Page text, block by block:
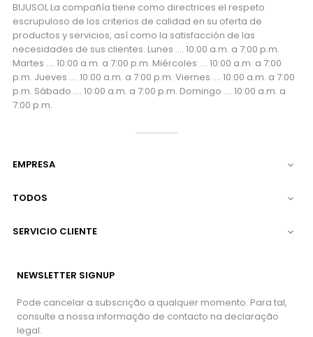
BIJUSOL La compañía tiene como directrices el respeto
escrupuloso de los criterios de calidad en su oferta de
productos y servicios, así como la satisfacción de las
necesidades de sus clientes. Lunes .... 10:00 a.m. a 7:00 p.m.
Martes .... 10:00 a.m. a 7:00 p.m. Miércoles .... 10:00 a.m. a 7:00
p.m. Jueves .... 10:00 a.m. a 7:00 p.m. Viernes .... 10:00 a.m. a 7:00
p.m. Sábado .... 10:00 a.m. a 7:00 p.m. Domingo .... 10:00 a.m. a
7:00 p.m.
EMPRESA 
TODOS 
SERVICIO CLIENTE 
NEWSLETTER SIGNUP
Pode cancelar a subscrição a qualquer momento. Para tal,
consulte a nossa informação de contacto na declaração
legal.